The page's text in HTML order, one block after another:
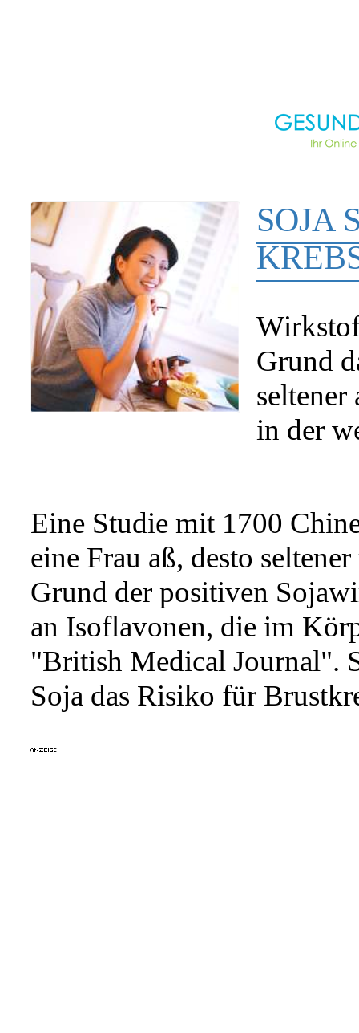
SOJA
Grund
seltener
in der
Eine Studie mit 1700
eine Frau aß, desto
Grund der positiven
an Isoflavonen, die im
"British Medical Journal".
Soja das Risiko für